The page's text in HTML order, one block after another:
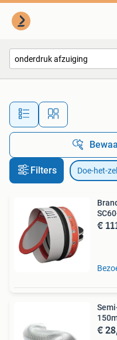
Alle
Filters Doe-het-
€
€